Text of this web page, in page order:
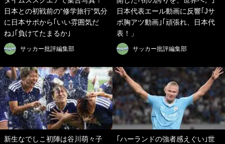
日本との初戦前の“修学旅行”気分
に日本サポから｢いい雰囲気だ
ね｣｢負けてたまるか｣
サッカー批評編集部
日本代表エール動画に反響｢Jサ
ポ胸アツ動画｣｢頑張れ、日本代
表！」
サッカー批評編集部
新生なでしこ初陣は谷川萌々子
｢ハーランドの強者感えぐい｣世